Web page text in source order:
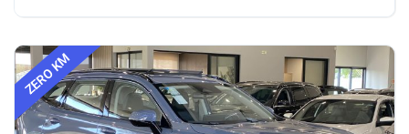
ZERO KM